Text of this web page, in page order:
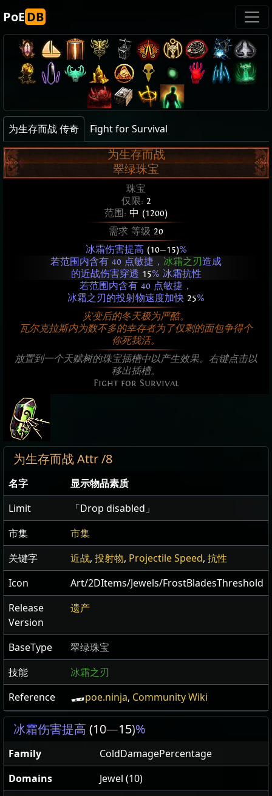
PoEDB
为生存而战 传奇
Fight for Survival
为生存而战
翠绿珠宝
珠宝
仅限: 2
范围: 中 (1200)
需求 等级 20
冰霜伤害提高 (10—15)%
若范围内含有 40 点敏捷， 冰霜之刃造成
的近战伤害穿透 15% 冰霜抗性
若范围内含有 40 点敏捷，
冰霜之刃的投射物速度加快 25%
灾变后的冬天极为严酷。
瓦尔克拉斯内为数不多的幸存者为了仅剩的面包争得个
你死我活。
放置到一个天赋树的珠宝插槽中以产生效果。右键点击以
移出插槽。
Fight for Survival
为生存而战 Attr /8
名字
显示物品素质
Limit
「Drop disabled」
市集
市集
关键字
近战, 投射物, Projectile Speed, 抗性
Icon
Art/2DItems/Jewels/FrostBladesThreshold
Release
Version
遗产
BaseType
翠绿珠宝
技能
冰霜之刃
Reference
poe.ninja, Community Wiki
冰霜伤害提高 (10—15)%
Family
ColdDamagePercentage
Domains
Jewel (10)